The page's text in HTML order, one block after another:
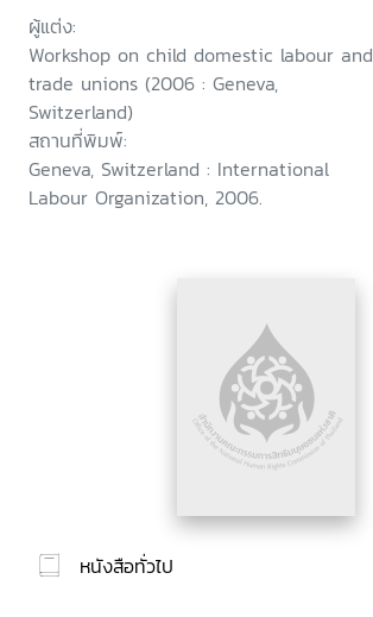
ผู้แต่ง:
Workshop on child domestic labour and
trade unions (2006 : Geneva,
Switzerland)
สถานที่พิมพ์:
Geneva, Switzerland : International
Labour Organization, 2006.
หนังสือทั่วไป